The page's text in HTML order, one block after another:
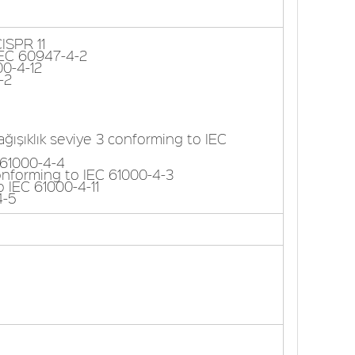
11
60947-4-2
4-12
2
seviye 3 conforming to IEC
4-4
to IEC 61000-4-3
61000-4-11
5